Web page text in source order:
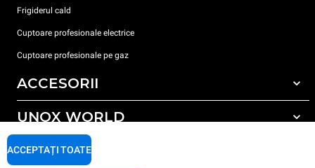
Frigiderul cald
Cuptoare profesionale electrice
Cuptoare profesionale pe gaz
ACCESORII
Toate accesoriile
Detergent pentru spălarea automată
Detergent pentru spălarea manuală
UNOX WORLD
Sediile noastre în lume
SUPORT
ACCEPTAȚI TOATE